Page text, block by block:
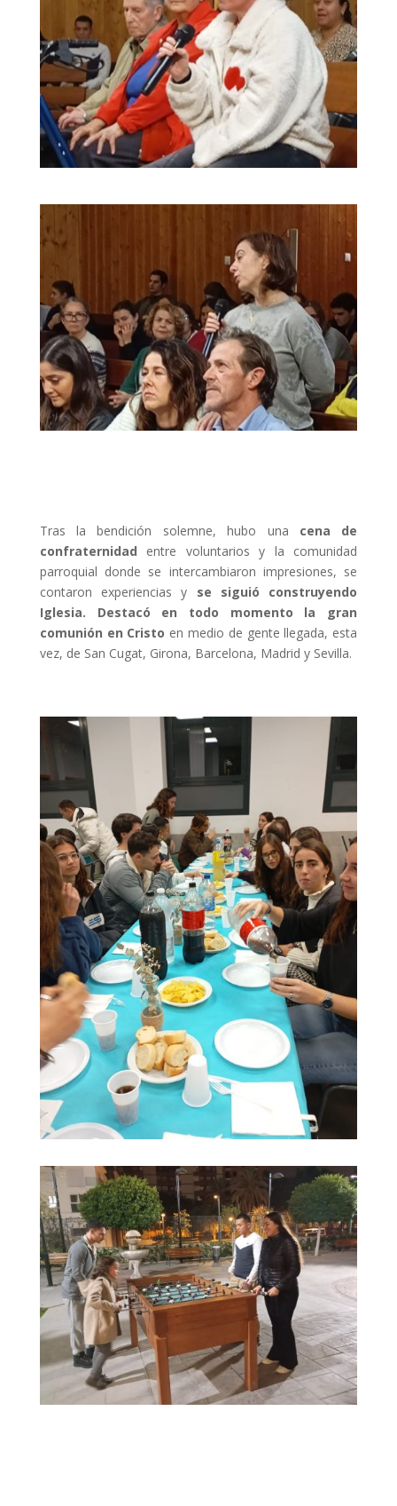
Tras la bendición solemne, hubo una cena de
confraternidad entre voluntarios y la comunidad
parroquial donde se intercambiaron impresiones, se
contaron experiencias y se siguió construyendo
Iglesia. Destacó en todo momento la gran
comunión en Cristo en medio de gente llegada, esta
vez, de San Cugat, Girona, Barcelona, Madrid y Sevilla.